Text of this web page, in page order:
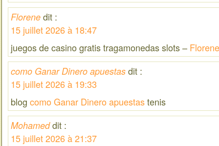
Florene dit :
15 juillet 2026 à 18:47
juegos de casino gratis tragamonedas slots – Florene
como Ganar Dinero apuestas dit :
15 juillet 2026 à 19:33
blog como Ganar Dinero apuestastenis
Mohamed dit :
15 juillet 2026 à 21:37